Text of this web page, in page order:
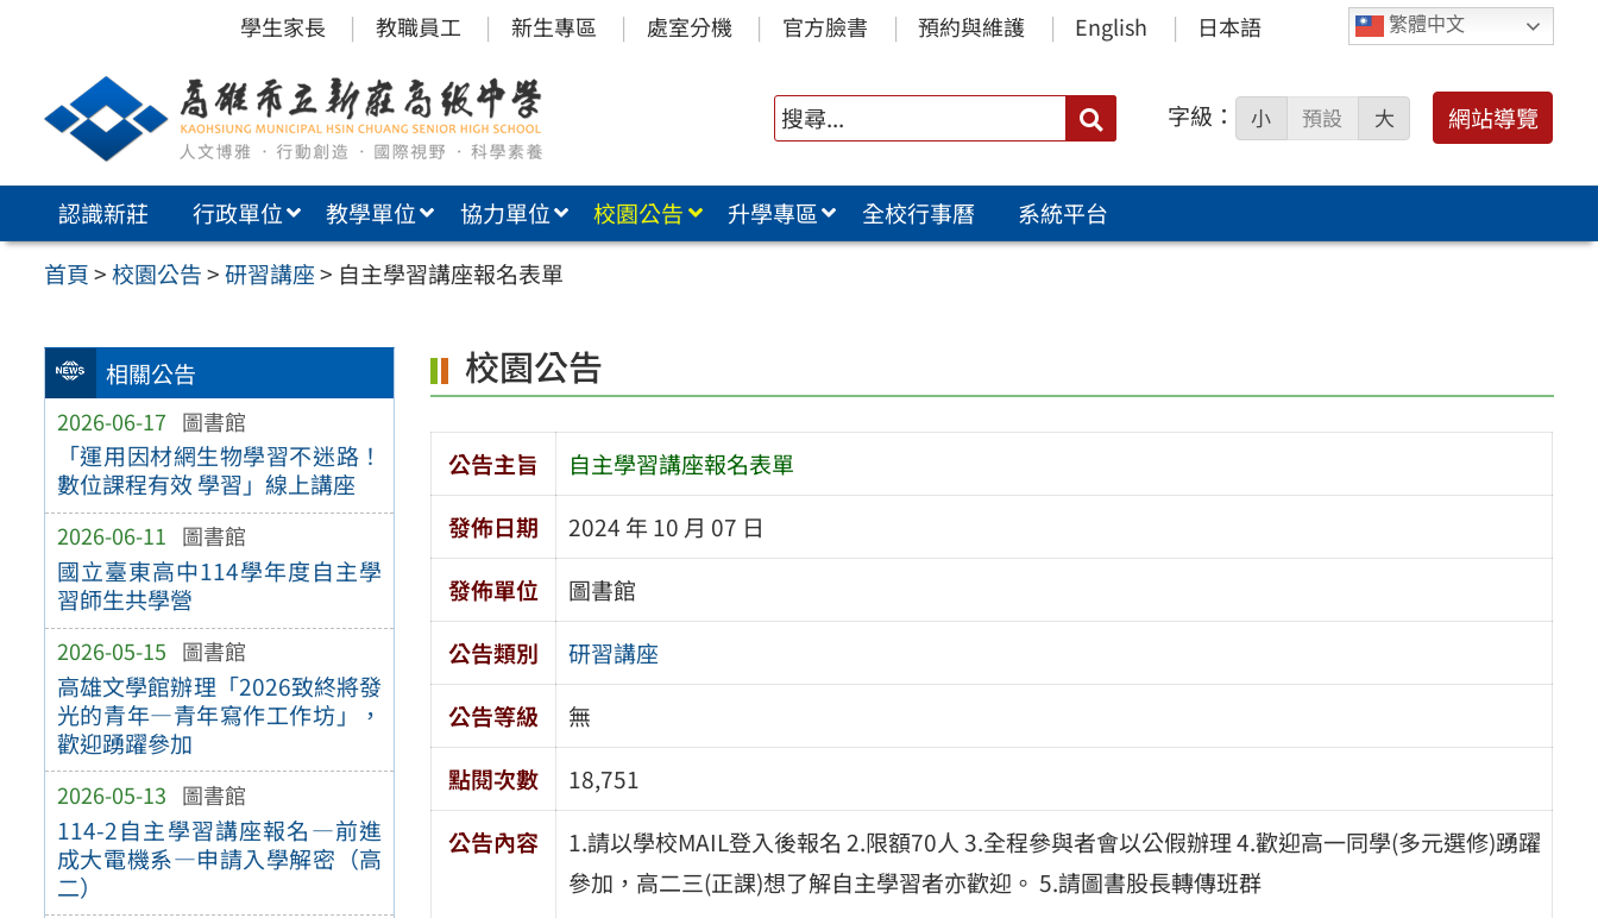
內
繁體中文
學生家長 教職員工 新生專區 處室分機 官方臉書 預約與維護 English 日本語
搜
尋：
字級： 小 預設 大 網站導覽
認識新莊 行政單位 教學單位 協力單位 校園公告 升學專區 全校行事曆
系統平台
首頁>校園公告>研習講座> 自主學習講座報名表單
相關公告
2026-06-17 圖書館
「運用因材網生物學習不迷路！
數位課程有效 學習」線上講座
2026-06-11 圖書館
國立臺東高中114學年度自主學
習師生共學營
2026-05-15 圖書館
高雄文學館辦理「2026致終將發
光的青年—青年寫作工作坊」，
歡迎踴躍參加
2026-05-13 圖書館
114-2自主學習講座報名—前進
成大電機系—申請入學解密（高
二）
校園公告
公告主旨
自主學習講座報名表單
發佈日期
2024 年 10 月 07 日
發佈單位
圖書館
公告類別
研習講座
公告等級
無
點閱次數
18,751
公告內容
1.請以學校MAIL登入後報名 2.限額70人 3.全程參與者會以公假辦理 4.歡迎高一同學(多元選修)踴躍
參加，高二三(正課)想了解自主學習者亦歡迎。 5.請圖書股長轉傳班群